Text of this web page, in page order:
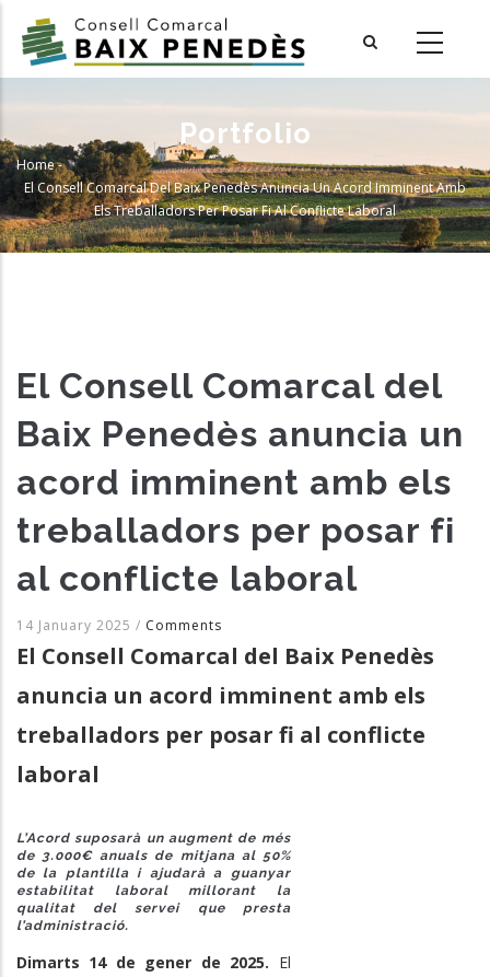
main
Portfolio
Breadcrumb
Home-
El Consell Comarcal Del Baix Penedès Anuncia Un Acord Imminent Amb
Els Treballadors Per Posar Fi Al Conflicte Laboral
El Consell Comarcal del
Baix Penedès anuncia un
acord imminent amb els
treballadors per posar fi
al conflicte laboral
14 January 2025 / Comments
El Consell Comarcal del Baix Penedès
anuncia un acord imminent amb els
treballadors per posar fi al conflicte
laboral
L’Acord suposarà un augment de més
de 3.000€ anuals de mitjana al 50%
de la plantilla i ajudarà a guanyar
estabilitat laboral millorant la
qualitat del servei que presta
l’administració.
Dimarts 14 de gener de 2025. El